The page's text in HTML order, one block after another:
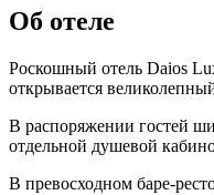
Об отеле
Роскошный отель Daios
открывается
В распоряжении гостей
отдельной душевой
В превосходном баре-